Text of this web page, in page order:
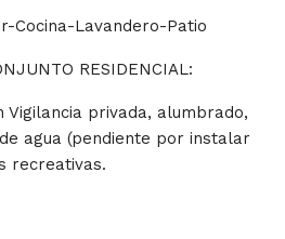
Cocina-Lavandero-Patio
RESIDENCIAL:
Vigilancia privada, alumbrado,
agua (pendiente por instalar
recreativas.